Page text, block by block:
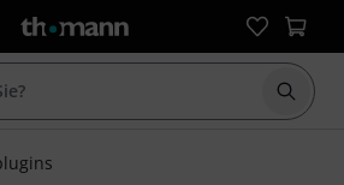
Suche